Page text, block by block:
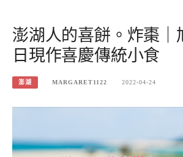
澎湖人的喜餅。炸棗｜
日現作喜慶傳統小食
澎湖 MARGARET1122 2022-04-24